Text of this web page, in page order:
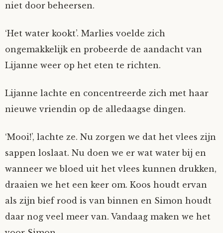
niet door beheersen.
‘Het water kookt’. Marlies voelde zich
ongemakkelijk en probeerde de aandacht van
Lijanne weer op het eten te richten.
Lijanne lachte en concentreerde zich met haar
nieuwe vriendin op de alledaagse dingen.
‘Mooi!’, lachte ze. Nu zorgen we dat het vlees zijn
sappen loslaat. Nu doen we er wat water bij en
wanneer we bloed uit het vlees kunnen drukken,
draaien we het een keer om. Koos houdt ervan
als zijn bief rood is van binnen en Simon houdt
daar nog veel meer van. Vandaag maken we het